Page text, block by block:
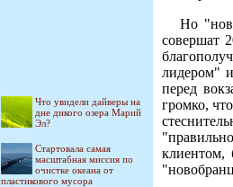
Что увидели дайверы на
дне дикого озера Марий
Эл?
Стартовала самая
масштабная миссия по
очистке океана от
пластикового мусора
Но
совершат
лидером"
перед
громко,
клиентом,